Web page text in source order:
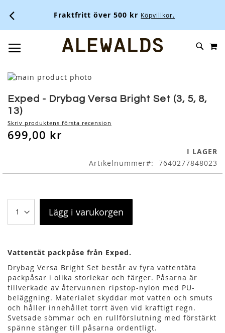
Fraktfritt över 500 kr Köpvillkor.
SKIP
Skip
the
end
of
the
images
to
the
beginning
of
the
Exped - Drybag Versa Bright Set (3, 5, 8,
13)
Skriv produktens första recension
699,00 kr
I LAGER
Artikelnummer
7640277848023
Lägg i varukorgen
Vattentät packpåse från Exped.
Drybag Versa Bright Set består av fyra vattentäta
packpåsar i olika storlekar och färger. Påsarna är
tillverkade av återvunnen ripstop-nylon med PU-
beläggning. Materialet skyddar mot vatten och smuts
och håller innehållet torrt även vid kraftigt regn.
Svetsade sömmar och en rullförslutning med förstärkt
spänne stänger till påsarna ordentligt.